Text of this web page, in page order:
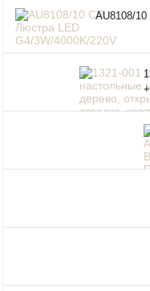
AU8108/